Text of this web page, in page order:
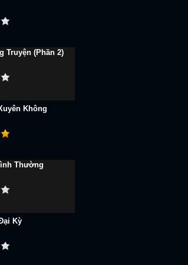
Truyện (Phần 2)
Không
Thường
Kỳ